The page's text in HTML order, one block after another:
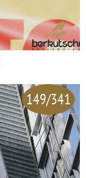
149/341